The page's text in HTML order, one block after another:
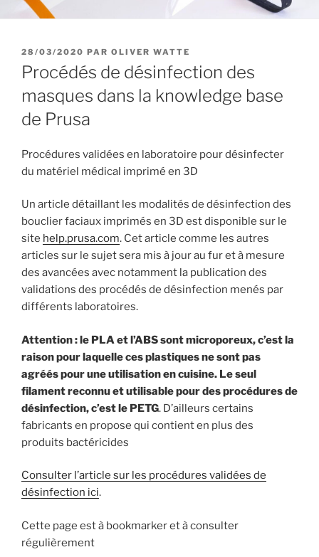
PUBLIÉ
LE
28/03/2020 PAR OLIVER WATTE
Procédés de désinfection des
masques dans la knowledge base
de Prusa
Procédures validées en laboratoire pour désinfecter
du matériel médical imprimé en 3D
Un article détaillant les modalités de désinfection des
bouclier faciaux imprimés en 3D est disponible sur le
site help.prusa.com. Cet article comme les autres
articles sur le sujet sera mis à jour au fur et à mesure
des avancées avec notamment la publication des
validations des procédés de désinfection menés par
différents laboratoires.
Attention : le PLA et l’ABS sont microporeux, c’est la
raison pour laquelle ces plastiques ne sont pas
agréés pour une utilisation en cuisine. Le seul
filament reconnu et utilisable pour des procédures de
désinfection, c’est le PETG. D’ailleurs certains
fabricants en propose qui contient en plus des
produits bactéricides
Consulter l’article sur les procédures validées de
désinfection ici.
Cette page est à bookmarker et à consulter
régulièrement